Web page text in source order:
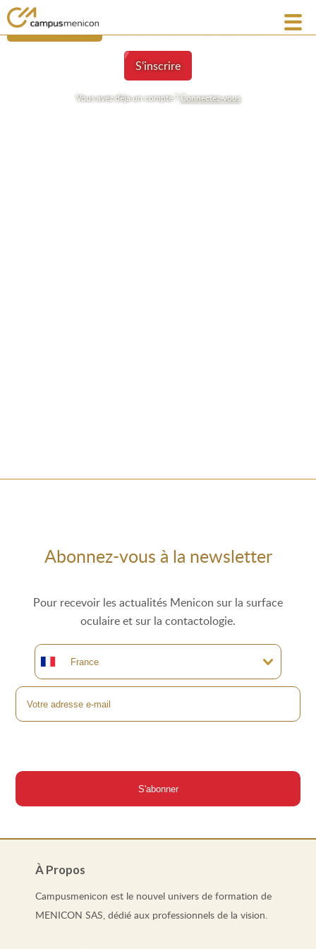
revenir à la liste
Créer votre compte dès maintenant en quelques clics
S'inscrire
Vous avez déja un compte ?Connectez-vous
Abonnez-vous à la newsletter
Pour recevoir les actualités Menicon sur la surface
oculaire et sur la contactologie.
À Propos
Campusmenicon est le nouvel univers de formation de
MENICON SAS, dédié aux professionnels de la vision.